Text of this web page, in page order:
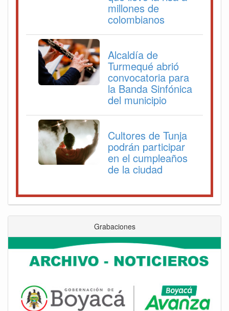
millones de
colombianos
Alcaldía de
Turmequé abrió
convocatoria para
la Banda Sinfónica
del municipio
Cultores de Tunja
podrán participar
en el cumpleaños
de la ciudad
Grabaciones